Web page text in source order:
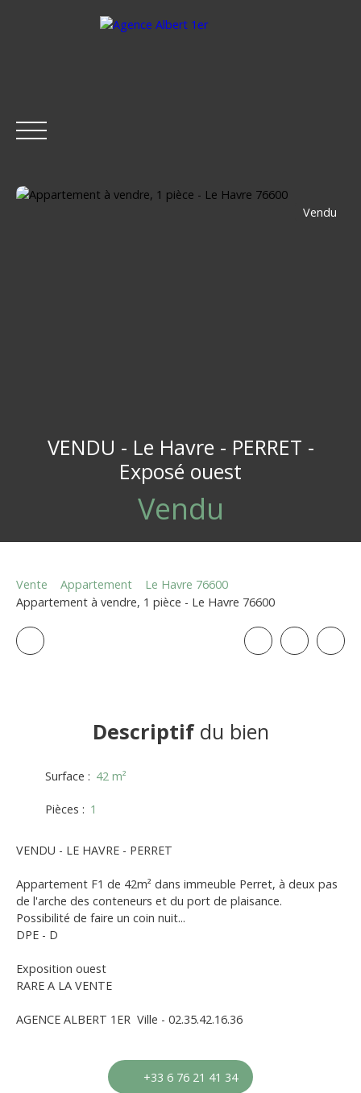
Vendu
VENDU - Le Havre - PERRET -
Exposé ouest
Vendu
Vente Appartement
Le Havre 76600
Appartement à vendre, 1 pièce - Le Havre 76600
Descriptifdu bien
Surface : 42 m²
Pièces : 1
VENDU - LE HAVRE - PERRET
Appartement F1 de 42m² dans immeuble Perret, à deux pas
de l'arche des conteneurs et du port de plaisance.
Possibilité de faire un coin nuit...
DPE - D
Exposition ouest
RARE A LA VENTE
AGENCE ALBERT 1ER Ville - 02.35.42.16.36
+33 6 76 21 41 34